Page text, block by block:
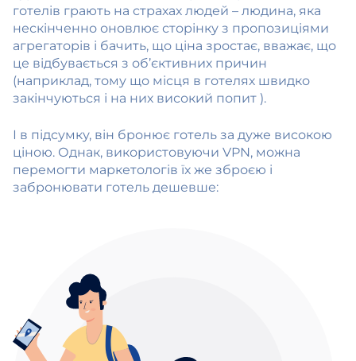
готелів грають на страхах людей – людина, яка
нескінченно оновлює сторінку з пропозиціями
агрегаторів і бачить, що ціна зростає, вважає, що
це відбувається з об’єктивних причин
(наприклад, тому що місця в готелях швидко
закінчуються і на них високий попит ).
І в підсумку, він бронює готель за дуже високою
ціною. Однак, використовуючи VPN, можна
перемогти маркетологів їх же зброєю і
забронювати готель дешевше: